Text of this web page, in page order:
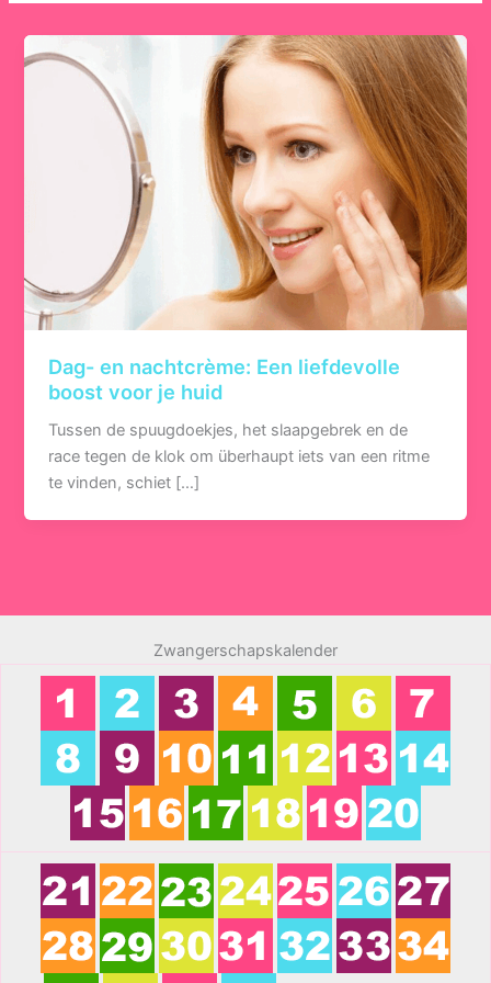
Dag- en nachtcrème: Een liefdevolle
boost voor je huid
Tussen de spuugdoekjes, het slaapgebrek en de
race tegen de klok om überhaupt iets van een ritme
te vinden, schiet […]
Zwangerschapskalender